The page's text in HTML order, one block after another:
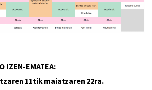
IZEN-EMATEA:
11tik maiatzaren 22ra.